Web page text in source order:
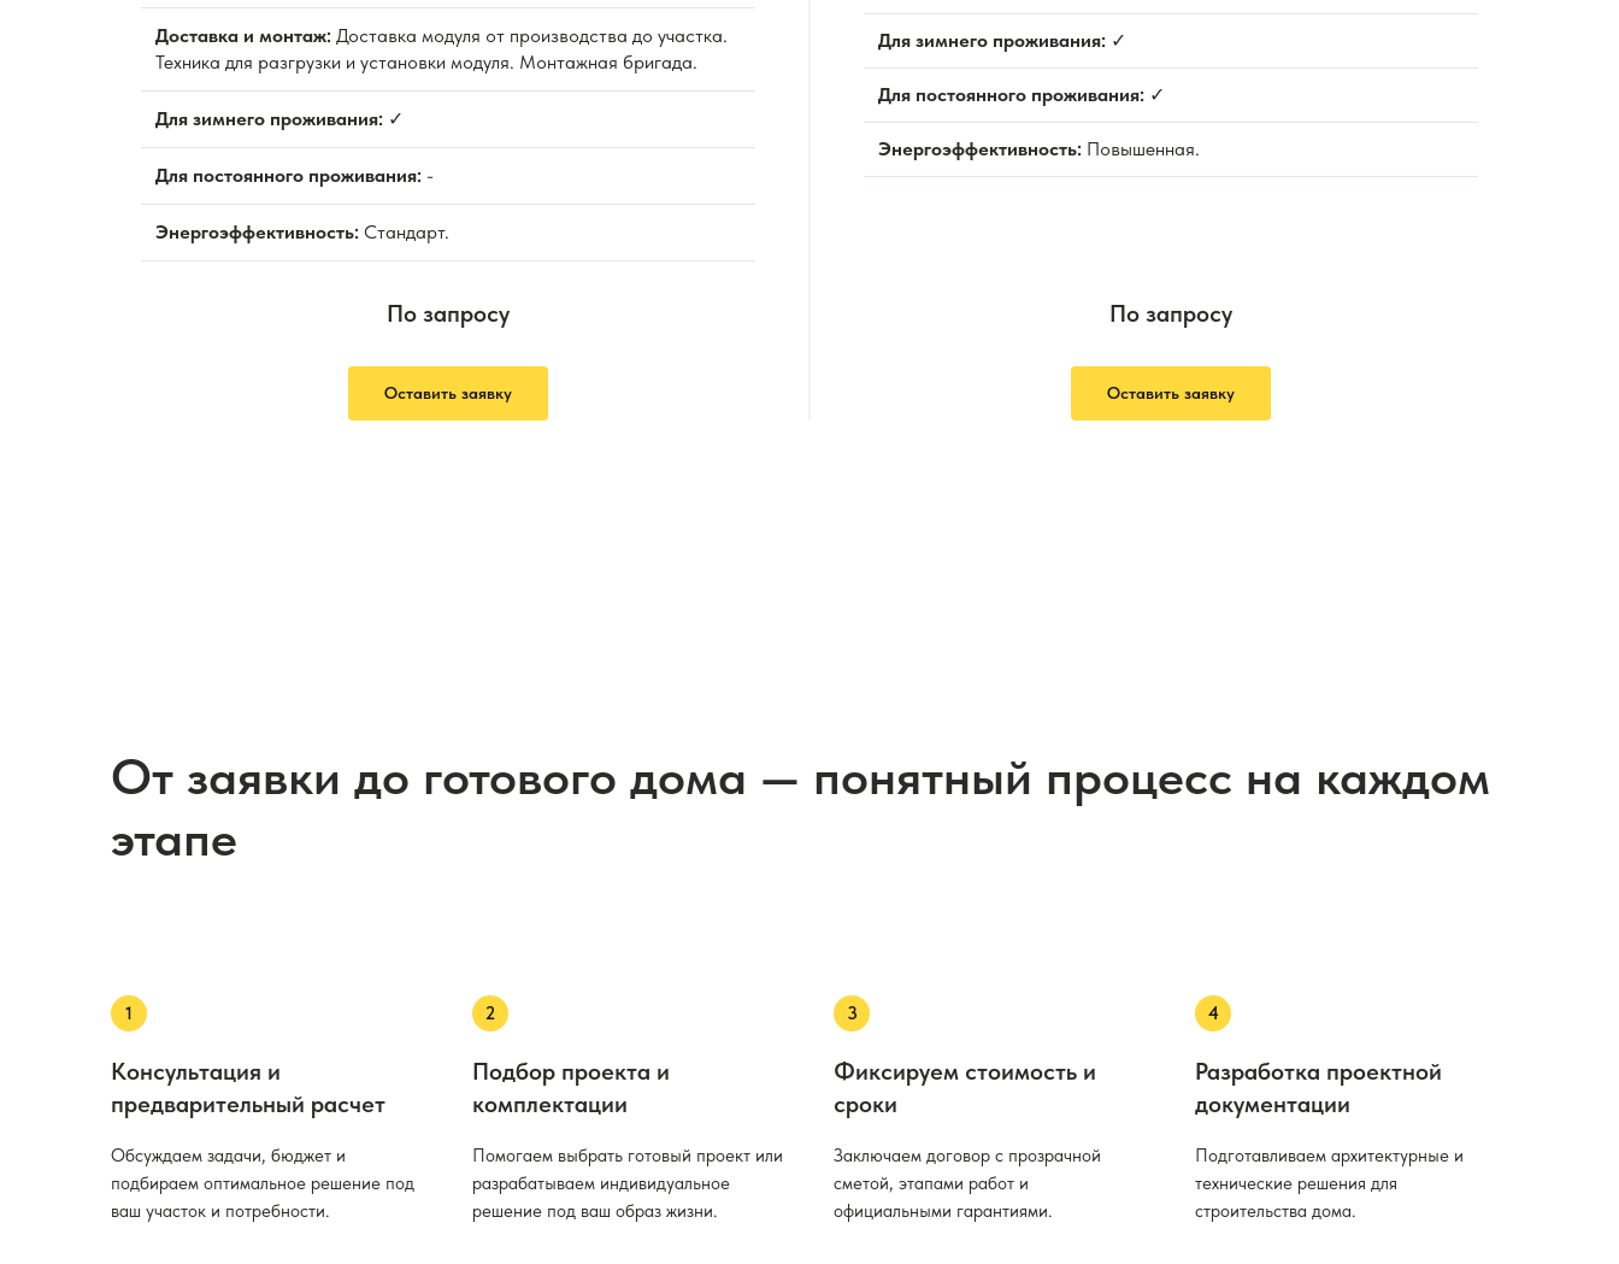
Доставка и монтаж: Доставка модуля от производства до участка.
Техника для разгрузки и установки модуля. Монтажная бригада.
Для зимнего проживания: ✓
Для постоянного проживания: -
Энергоэффективность: Стандарт.
По запросу
Оставить заявку
Для зимнего проживания: ✓
Для постоянного проживания: ✓
Энергоэффективность: Повышенная.
По запросу
Оставить заявку
От заявки до готового дома — понятный процесс на каждом
этапе
Консультация и
предварительный расчет
Обсуждаем задачи, бюджет и
подбираем оптимальное решение под
ваш участок и потребности.
Подбор проекта и
комплектации
Помогаем выбрать готовый проект или
разрабатываем индивидуальное
решение под ваш образ жизни.
Фиксируем стоимость и
сроки
Заключаем договор с прозрачной
сметой, этапами работ и
официальными гарантиями.
Разработка проектной
документации
Подготавливаем архитектурные и
технические решения для
строительства дома.